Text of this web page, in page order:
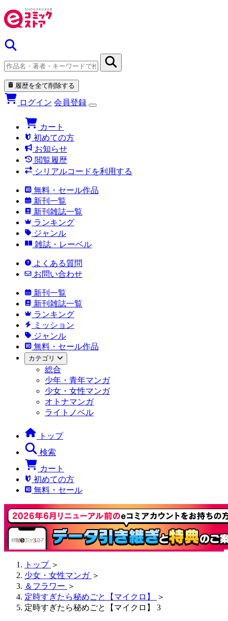
履歴を全て削除する
ログイン 会員登録
カート
初めての方
お知らせ
閲覧履歴
シリアルコードを利用する
無料・セール作品
新刊一覧
新刊雑誌一覧
ランキング
ジャンル
雑誌・レーベル
よくある質問
お問い合わせ
新刊一覧
新刊雑誌一覧
ランキング
ミッション
ジャンル
無料・セール作品
カテゴリ
総合
少年・青年マンガ
少女・女性マンガ
オトナマンガ
ライトノベル
トップ
検索
カート
初めての方
無料・セール
トップ ＞
少女・女性マンガ ＞
＆フラワー ＞
定時すぎたら秘めごと【マイクロ】
＞
定時すぎたら秘めごと【マイクロ】 3